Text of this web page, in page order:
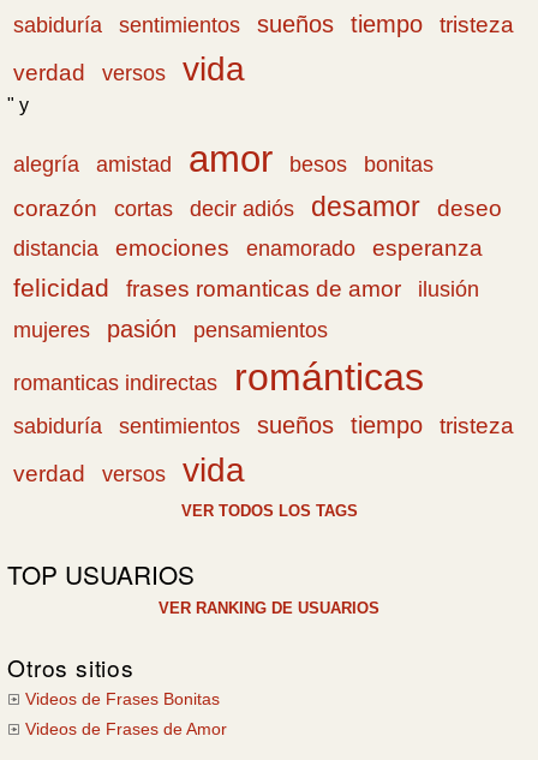
sabiduría sentimientos sueños tiempo
tristeza
verdad
versos vida
" y
alegría amistad amor besos
bonitas
corazón
cortas decir adiós desamor deseo
distancia emociones enamorado esperanza
felicidad frases romanticas de amor
ilusión
mujeres
pasión pensamientos
romanticas indirectas románticas
sabiduría sentimientos sueños tiempo
tristeza
verdad
versos vida
VER TODOS LOS TAGS
TOP USUARIOS
VER RANKING DE USUARIOS
Otros sitios
Videos de Frases Bonitas
Videos de Frases de Amor